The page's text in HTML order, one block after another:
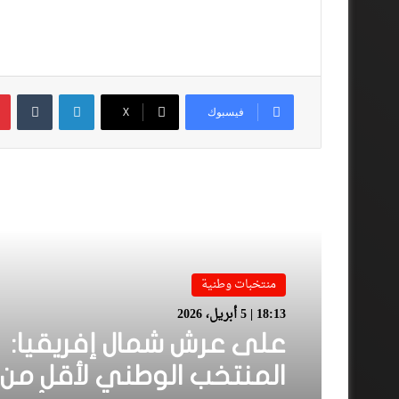
فيسبوك ‫X
لينكدإن
منتخبات وطنية
18:13 | 5 أبريل، 2026
على عرش شمال إفريقيا: